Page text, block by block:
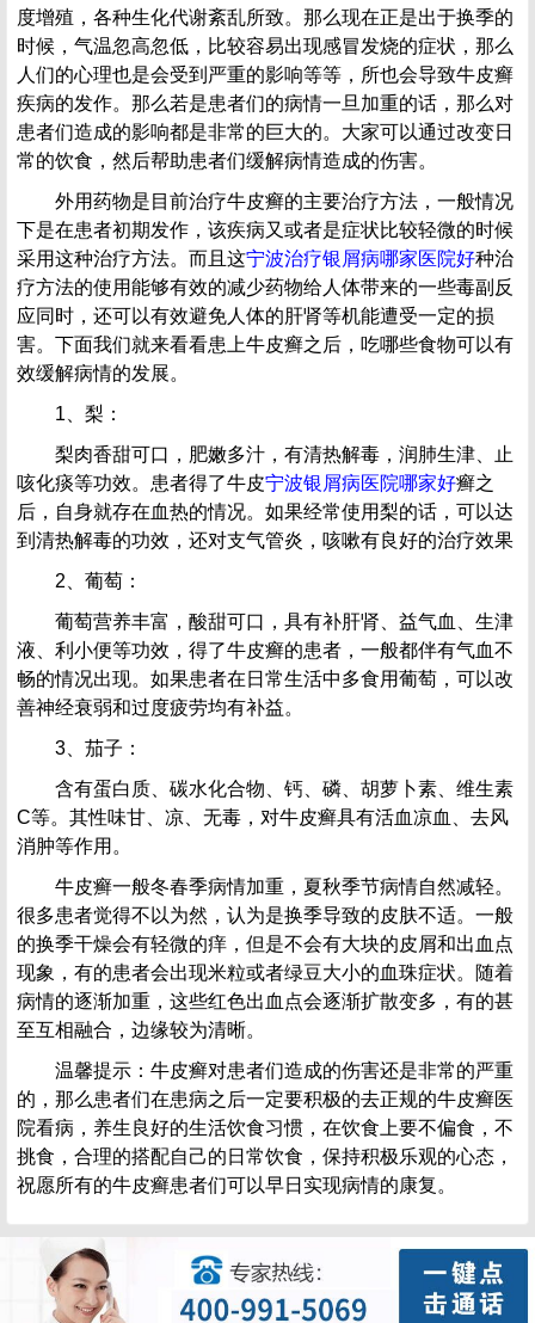
度增殖，各种生化代谢紊乱所致。那么现在正是出于换季的
时候，气温忽高忽低，比较容易出现感冒发烧的症状，那么
人们的心理也是会受到严重的影响等等，所也会导致牛皮癣
疾病的发作。那么若是患者们的病情一旦加重的话，那么对
患者们造成的影响都是非常的巨大的。大家可以通过改变日
常的饮食，然后帮助患者们缓解病情造成的伤害。
外用药物是目前治疗牛皮癣的主要治疗方法，一般情况
下是在患者初期发作，该疾病又或者是症状比较轻微的时候
采用这种治疗方法。而且这宁波治疗银屑病哪家医院好种治
疗方法的使用能够有效的减少药物给人体带来的一些毒副反
应同时，还可以有效避免人体的肝肾等机能遭受一定的损
害。下面我们就来看看患上牛皮癣之后，吃哪些食物可以有
效缓解病情的发展。
1、梨：
梨肉香甜可口，肥嫩多汁，有清热解毒，润肺生津、止
咳化痰等功效。患者得了牛皮宁波银屑病医院哪家好癣之
后，自身就存在血热的情况。如果经常使用梨的话，可以达
到清热解毒的功效，还对支气管炎，咳嗽有良好的治疗效果
2、葡萄：
葡萄营养丰富，酸甜可口，具有补肝肾、益气血、生津
液、利小便等功效，得了牛皮癣的患者，一般都伴有气血不
畅的情况出现。如果患者在日常生活中多食用葡萄，可以改
善神经衰弱和过度疲劳均有补益。
3、茄子：
含有蛋白质、碳水化合物、钙、磷、胡萝卜素、维生素
C等。其性味甘、凉、无毒，对牛皮癣具有活血凉血、去风
消肿等作用。
牛皮癣一般冬春季病情加重，夏秋季节病情自然减轻。
很多患者觉得不以为然，认为是换季导致的皮肤不适。一般
的换季干燥会有轻微的痒，但是不会有大块的皮屑和出血点
现象，有的患者会出现米粒或者绿豆大小的血珠症状。随着
病情的逐渐加重，这些红色出血点会逐渐扩散变多，有的甚
至互相融合，边缘较为清晰。
温馨提示：牛皮癣对患者们造成的伤害还是非常的严重
的，那么患者们在患病之后一定要积极的去正规的牛皮癣医
院看病，养生良好的生活饮食习惯，在饮食上要不偏食，不
挑食，合理的搭配自己的日常饮食，保持积极乐观的心态，
祝愿所有的牛皮癣患者们可以早日实现病情的康复。